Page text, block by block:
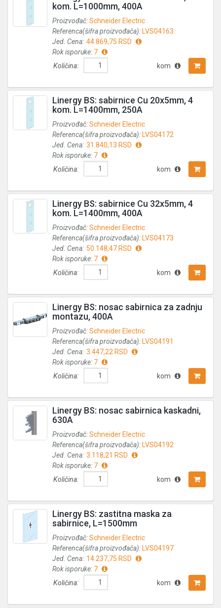
kom. L=1000mm, 400A
Proizvođač:Schneider Electric
Referenca(šifra proizvođača): LVS04163
Jed. Cena: 44.869,75 RSD
Rok isporuke: 7
Količina:
kom
Linergy BS: sabirnice Cu 20x5mm, 4
kom. L=1400mm, 250A
Proizvođač:Schneider Electric
Referenca(šifra proizvođača): LVS04172
Jed. Cena: 31.840,13 RSD
Rok isporuke: 7
Količina:
kom
Linergy BS: sabirnice Cu 32x5mm, 4
kom. L=1400mm, 400A
Proizvođač:Schneider Electric
Referenca(šifra proizvođača): LVS04173
Jed. Cena: 50.148,47 RSD
Rok isporuke: 7
Količina:
kom
Linergy BS: nosac sabirnica za zadnju
montazu, 400A
Proizvođač:Schneider Electric
Referenca(šifra proizvođača): LVS04191
Jed. Cena: 3.447,22 RSD
Rok isporuke: 7
Količina:
kom
Linergy BS: nosac sabirnica kaskadni,
630A
Proizvođač:Schneider Electric
Referenca(šifra proizvođača): LVS04192
Jed. Cena: 3.118,21 RSD
Rok isporuke: 7
Količina:
kom
Linergy BS: zastitna maska za
sabirnice, L=1500mm
Proizvođač:Schneider Electric
Referenca(šifra proizvođača): LVS04197
Jed. Cena: 14.237,75 RSD
Rok isporuke: 7
Količina:
kom